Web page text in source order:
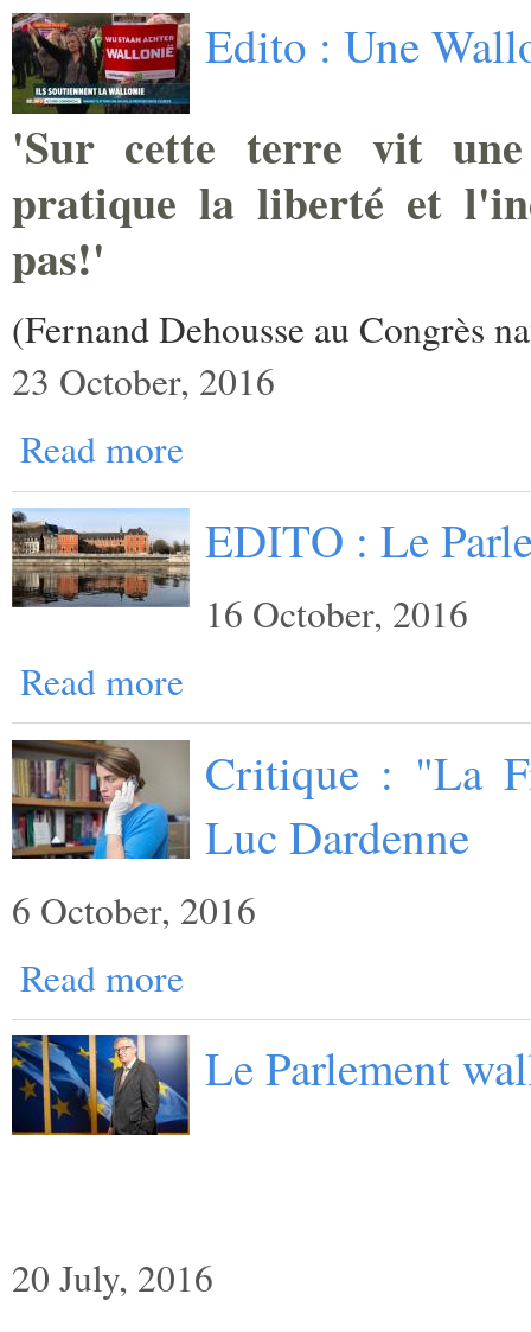
Edito : Une
'Sur cette terre vit une
pratique la liberté et
pas!'
(Fernand Dehousse au Congrès
23 October, 2016
Read more
EDITO : Le
16 October, 2016
Read more
Critique : "La
Luc Dardenne
6 October, 2016
Read more
Le Parlement
20 July, 2016